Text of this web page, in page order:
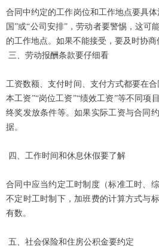
合同中约定的工作岗位和工作地点要具
国”或“公司安排”，劳动者要警惕，这可
的工作地点。如果不能接受，要及时协商
三、劳动报酬条款要仔细看
工资数额、支付时间、支付方式都要在
本工资”“岗位工资”“绩效工资”等不同项
终奖发放条件等。如果实际工资与合同
据。
四、工作时间和休息休假要了解
合同中应当约定工时制度（标准工时、
不定时工时制下，加班费的计算方式与
有数。
五、社会保险和住房公积金要约定